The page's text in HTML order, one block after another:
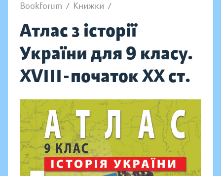
Bookforum / Книжки /
Атлас з історії
України для 9 класу.
XVIII-початок ХХ ст.